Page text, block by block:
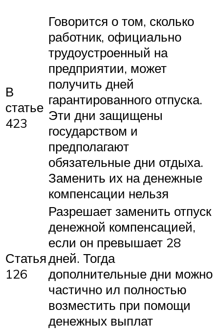
В
статье
423
Говорится о том, сколько
работник, официально
трудоустроенный на
предприятии, может
получить дней
гарантированного отпуска.
Эти дни защищены
государством и
предполагают
обязательные дни отдыха.
Заменить их на денежные
компенсации нельзя
Статья
126
Разрешает заменить отпуск
денежной компенсацией,
если он превышает 28
дней. Тогда
дополнительные дни можно
частично ил полностью
возместить при помощи
денежных выплат